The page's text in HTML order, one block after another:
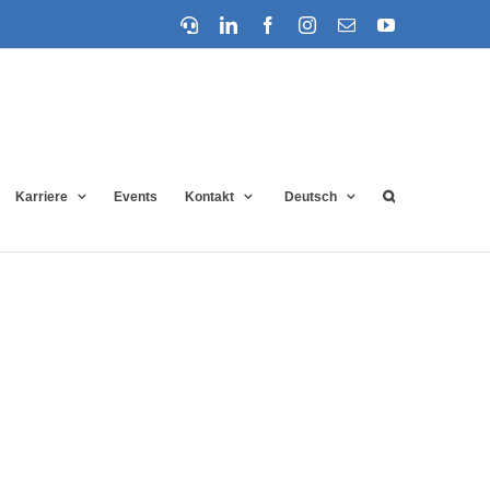
SupportLinkedInFacebookInstagram
E-
YouTube
Karriere Events Kontakt Deutsch